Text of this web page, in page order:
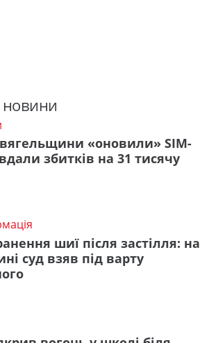
новини
«оновили» SIM-
збитків на 31 тисячу
шиї після застілля: на
суд взяв під варту